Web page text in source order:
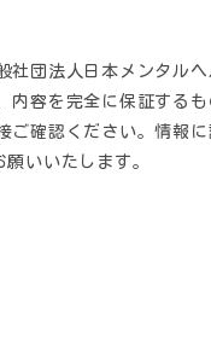
団法人日本メンタル
内容を完全に保証する
ご確認ください。情報
いいたします。